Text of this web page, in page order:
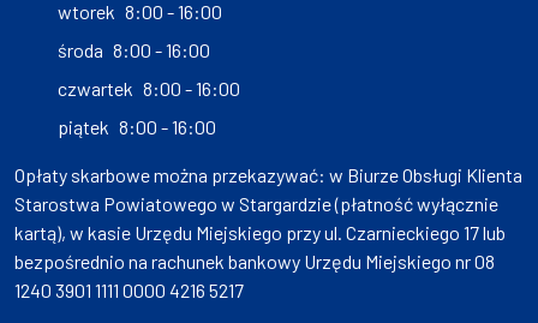
wtorek 8:00 - 16:00
środa 8:00 - 16:00
czwartek 8:00 - 16:00
piątek 8:00 - 16:00
Opłaty skarbowe można przekazywać: w Biurze Obsługi Klienta
Starostwa Powiatowego w Stargardzie (płatność wyłącznie
kartą), w kasie Urzędu Miejskiego przy ul. Czarnieckiego 17 lub
bezpośrednio na rachunek bankowy Urzędu Miejskiego nr 08
1240 3901 1111 0000 4216 5217